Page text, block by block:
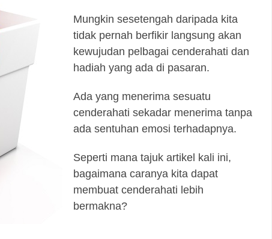
Mungkin sesetengah daripada kita
tidak pernah berfikir langsung akan
kewujudan pelbagai cenderahati dan
hadiah yang ada di pasaran.
Ada yang menerima sesuatu
cenderahati sekadar menerima tanpa
ada sentuhan emosi terhadapnya.
Seperti mana tajuk artikel kali ini,
bagaimana caranya kita dapat
membuat cenderahati lebih
bermakna?